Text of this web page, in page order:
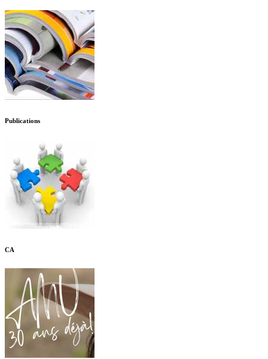
Publications
CA